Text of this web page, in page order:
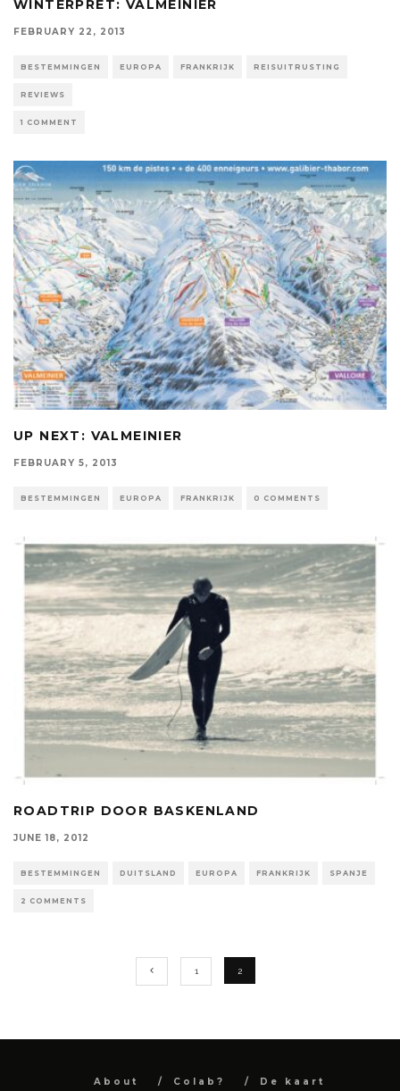
WINTERPRET: VALMEINIER
FEBRUARY 22, 2013
BESTEMMINGEN EUROPA FRANKRIJK REISUITRUSTING
REVIEWS
1 COMMENT
UP NEXT: VALMEINIER
FEBRUARY 5, 2013
BESTEMMINGEN EUROPA FRANKRIJK 0 COMMENTS
ROADTRIP DOOR BASKENLAND
JUNE 18, 2012
BESTEMMINGEN DUITSLAND EUROPA FRANKRIJK SPANJE
2 COMMENTS
1 2
About Colab? De kaart